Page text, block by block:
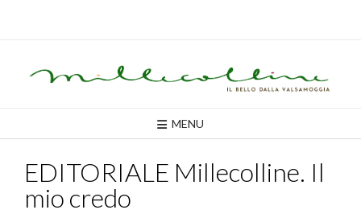
MENU
EDITORIALE Millecolline. Il
mio credo